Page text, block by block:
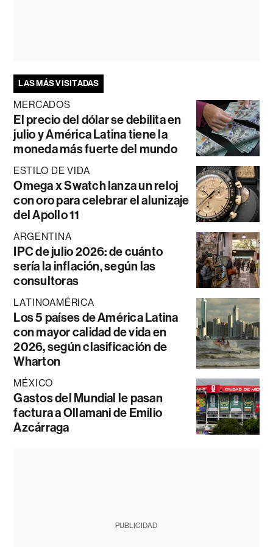
LAS MÁS VISITADAS
MERCADOS
El precio del dólar se debilita en
julio y América Latina tiene la
moneda más fuerte del mundo
ESTILO DE VIDA
Omega x Swatch lanza un reloj
con oro para celebrar el alunizaje
del Apollo 11
ARGENTINA
IPC de julio 2026: de cuánto
sería la inflación, según las
consultoras
LATINOAMÉRICA
Los 5 países de América Latina
con mayor calidad de vida en
2026, según clasificación de
Wharton
MÉXICO
Gastos del Mundial le pasan
factura a Ollamani de Emilio
Azcárraga
PUBLICIDAD